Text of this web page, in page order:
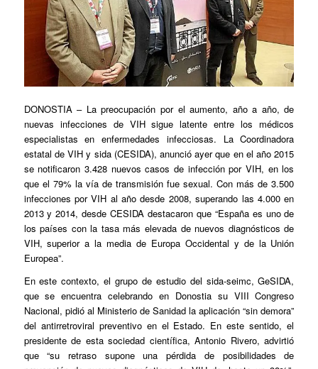
DONOSTIA– La preocupación por el aumento, año a año, de
nuevas infecciones de VIH sigue latente entre los médicos
especialistas en enfermedades infecciosas. La Coordinadora
estatal de VIH y sida (CESIDA), anunció ayer que en el año 2015
se notificaron 3.428 nuevos casos de infección por VIH, en los
que el 79% la vía de transmisión fue sexual. Con más de 3.500
infecciones por VIH al año desde 2008, superando las 4.000 en
2013 y 2014, desde CESIDA destacaron que “España es uno de
los países con la tasa más elevada de nuevos diagnósticos de
VIH, superior a la media de Europa Occidental y de la Unión
Europea”.
En este contexto, el grupo de estudio del sida-seimc, GeSIDA,
que se encuentra celebrando en Donostia su VIII Congreso
Nacional, pidió al Ministerio de Sanidad la aplicación “sin demora”
del antirretroviral preventivo en el Estado. En este sentido, el
presidente de esta sociedad científica, Antonio Rivero, advirtió
que “su retraso supone una pérdida de posibilidades de